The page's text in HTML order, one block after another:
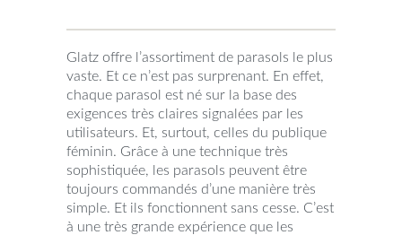
Glatz offre l’assortiment de parasols le plus
vaste. Et ce n’est pas surprenant. En effet,
chaque parasol est né sur la base des
exigences très claires signalées par les
utilisateurs. Et, surtout, celles du publique
féminin. Grâce à une technique très
sophistiquée, les parasols peuvent être
toujours commandés d’une manière très
simple. Et ils fonctionnent sans cesse. C’est
à une très grande expérience que les